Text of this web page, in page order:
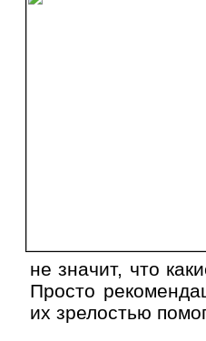
не значит, что
Просто
их зрелостью